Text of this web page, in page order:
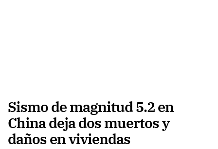
Sismo de magnitud 5.2 en
China deja dos muertos y
daños en viviendas